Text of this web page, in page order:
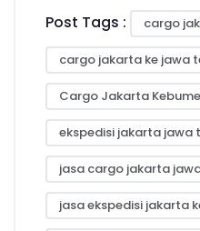
Post Tags : cargo
cargo jakarta ke jawa
Cargo Jakarta
ekspedisi jakarta jawa
jasa cargo jakarta
jasa ekspedisi jakarta